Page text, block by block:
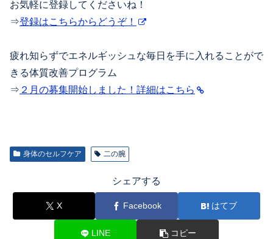
お気軽に登録してくださいね！
⇒登録はこちらからどうぞ！
疲れ知らずでエネルギッシュな毎日を手に入れることがで
きる体質改善プログラム
⇒ ２月の募集開始しました！詳細はこちら
身体のセルフケア 二の腕
シェアする
X Facebook はてブ
LINE コピー